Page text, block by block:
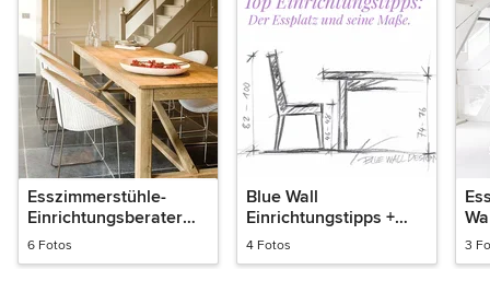
Esszimmerstühle-
Einrichtungsberater
Tipps und Trends
6 Fotos
Blue Wall
Einrichtungstipps +
Trends
4 Fotos 3